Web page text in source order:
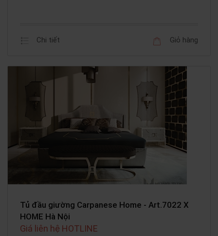
Giỏ hàng
Chi tiết
Tủ đầu giường Carpanese Home - Art.7022 X
HOME Hà Nội
Giá liên hệ HOTLINE